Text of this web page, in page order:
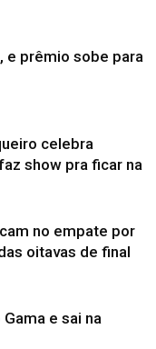
e prêmio sobe para
celebra
show pra ficar na
no empate por
oitavas de final
e sai na